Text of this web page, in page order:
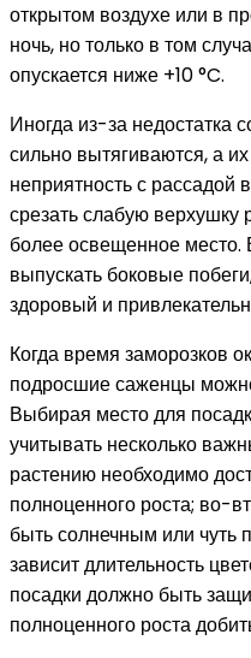
открытом воздухе или в
ночь, но только в том
опускается ниже +10 °C.
Иногда из-за недостатка
сильно вытягиваются, а
неприятность с рассадой
срезать слабую верхушку
более освещенное место.
выпускать боковые
здоровый и
Когда время заморозков
подросшие саженцы
Выбирая место для
учитывать несколько
растению необходимо
полноценного роста; во-
быть солнечным или чуть
зависит длительность
посадки должно быть
полноценного роста